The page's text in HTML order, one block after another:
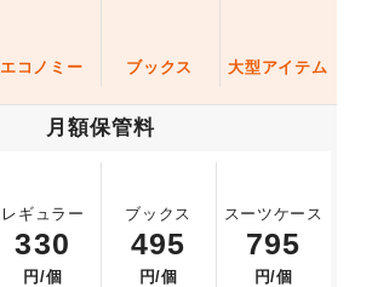
エコノミー ブックス 大型アイテム
月額保管料
レギュラー
330
円/個
ブックス
495
円/個
スーツケース
795
円/個